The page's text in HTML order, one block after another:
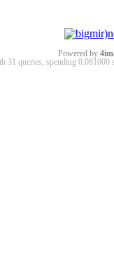
Powered by
31 queries, spending